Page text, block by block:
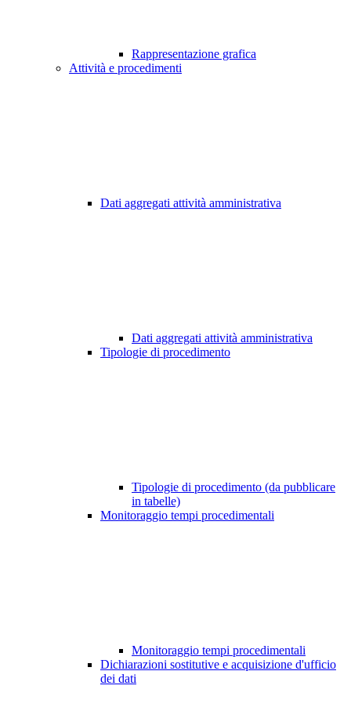
Rappresentazione grafica
Attività e procedimenti
Dati aggregati attività amministrativa
Dati aggregati attività amministrativa
Tipologie di procedimento
Tipologie di procedimento (da pubblicare
in tabelle)
Monitoraggio tempi procedimentali
Monitoraggio tempi procedimentali
Dichiarazioni sostitutive e acquisizione d'ufficio
dei dati